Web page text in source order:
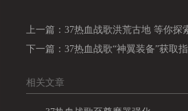
上一篇： 37热血战歌洪荒古地 等你探
下一篇： 3​7热血战歌“神翼装备”获取
相关文章